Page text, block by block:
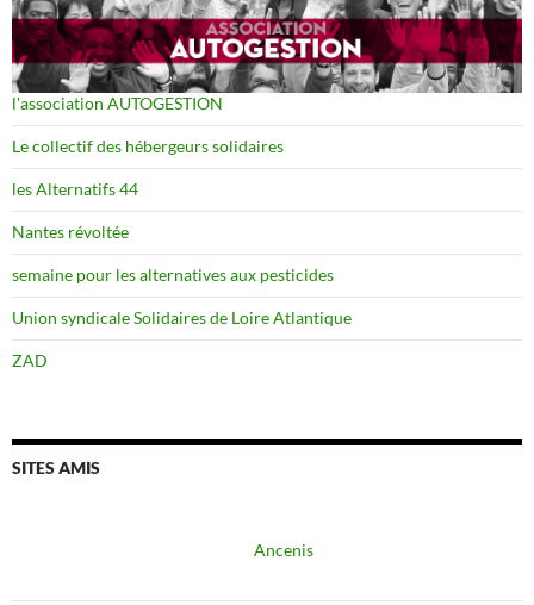
l'association AUTOGESTION
Le collectif des hébergeurs solidaires
les Alternatifs 44
Nantes révoltée
semaine pour les alternatives aux pesticides
Union syndicale Solidaires de Loire Atlantique
ZAD
SITES AMIS
Ancenis